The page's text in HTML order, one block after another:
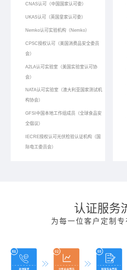
CNAS认可（中国国家认可委）
UKAS认可（英国皇家认可委）
Nemko认可实验机构（Nemko）
CPSC授权认可（美国消费品安全委员
会）
A2LA认可实验室（美国实验室认可协
会）
NATA认可实验室（澳大利亚国家测试机
构协会）
GFSI中国本地工作组成员（全球食品安
全倡议）
IECRE授权认可光伏检验认证机构（国
际电工委员会）
认证服务
为每一位客户定制